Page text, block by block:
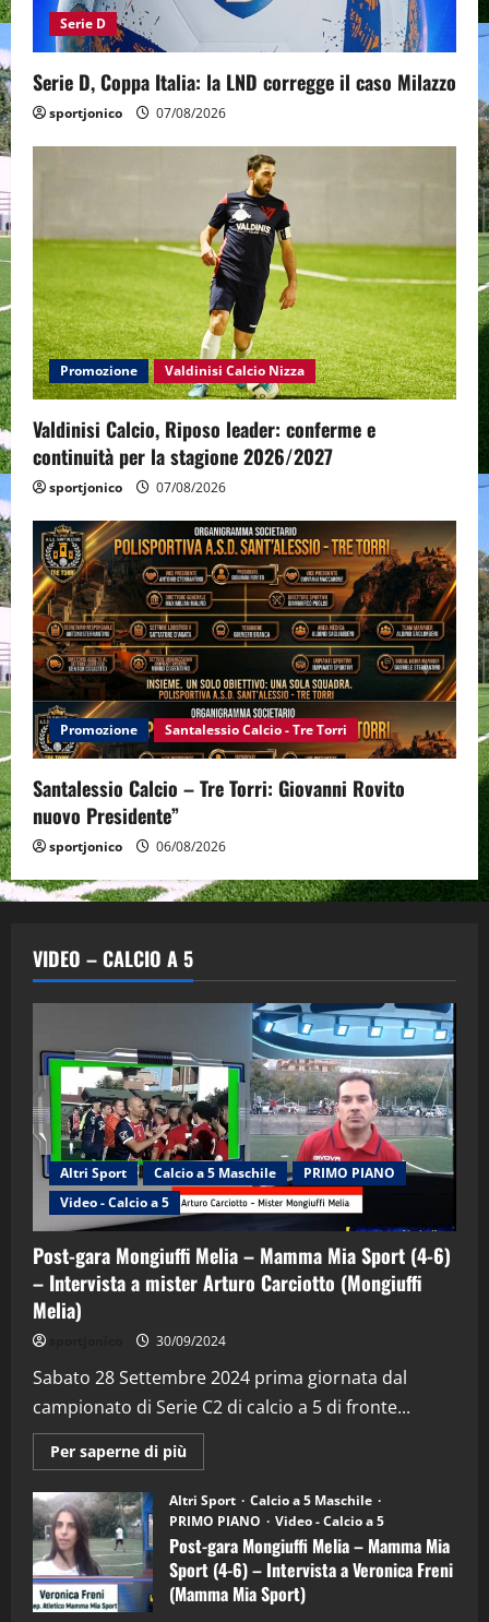
Serie D
Serie D, Coppa Italia: la LND corregge il caso Milazzo
sportjonico 07/08/2026
Promozione Valdinisi Calcio Nizza
Valdinisi Calcio, Riposo leader: conferme e
continuità per la stagione 2026/2027
sportjonico 07/08/2026
Promozione Santalessio Calcio - Tre Torri
Santalessio Calcio – Tre Torri: Giovanni Rovito
nuovo Presidente”
sportjonico 06/08/2026
VIDEO – CALCIO A 5
Altri Sport Calcio a 5 Maschile
PRIMO PIANO
Video - Calcio a 5
Post-gara Mongiuffi Melia – Mamma Mia Sport (4-6)
– Intervista a mister Arturo Carciotto (Mongiuffi
Melia)
30/09/2024
Sabato 28 Settembre 2024 prima giornata dal
campionato di Serie C2 di calcio a 5 di fronte...
Per saperne di più
informazioni
Post-
gara
Mongiuffi
Melia
–
Mamma
Mia
Sport
Altri Sport
Calcio a 5 Maschile
PRIMO PIANO
Video - Calcio a 5
Post-gara Mongiuffi Melia – Mamma Mia
Sport (4-6) – Intervista a Veronica Freni
(Mamma Mia Sport)
2
“SportEmpire” in Podcast: 29^ Puntata
(Martedi 28 Aprile 2026)
28/04/2026
3
"SportEmpire" in Podcast
“SportEmpire” in Podcast: 28^ Puntata
(Martedi 21 Aprile 2026)
21/04/2026